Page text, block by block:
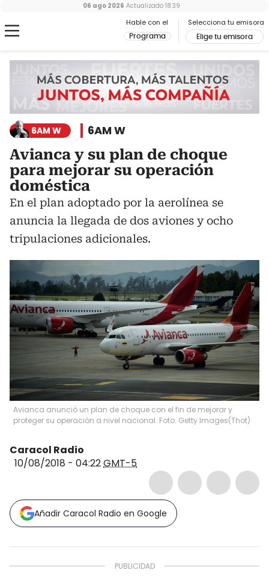
Hable con el
Programa
Selecciona tu emisora
Elige tu emisora
06 ago 2026 Actualizado 18:39
6AM W 6AM W
Avianca y su plan de choque
para mejorar su operación
doméstica
En el plan adoptado por la aerolínea se
anuncia la llegada de dos aviones y ocho
tripulaciones adicionales.
Avianca anunció un plan de choque con el fin de mejorar y
proteger su operación a nivel nacional. Foto: Getty Images(Thot)
Caracol Radio
10/08/2018 - 04:22GMT-5
Añadir Caracol Radio en Google